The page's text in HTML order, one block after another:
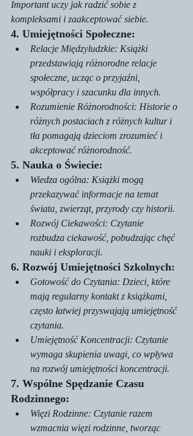
Important uczy jak radzić sobie z
kompleksami i zaakceptować siebie.
4. Umiejętności Społeczne:
Relacje Międzyludzkie: Książki
przedstawiają różnorodne relacje
społeczne, ucząc o przyjaźni,
współpracy i szacunku dla innych.
Rozumienie Różnorodności: Historie o
różnych postaciach z różnych kultur i
tła pomagają dzieciom zrozumieć i
akceptować różnorodność.
5. Nauka o Świecie:
Wiedza ogólna: Książki mogą
przekazywać informacje na temat
świata, zwierząt, przyrody czy historii.
Rozwój Ciekawości: Czytanie
rozbudza ciekawość, pobudzając chęć
nauki i eksploracji.
6. Rozwój Umiejętności Szkolnych:
Gotowość do Czytania: Dzieci, które
mają regularny kontakt z książkami,
często łatwiej przyswajają umiejętność
czytania.
Umiejętność Koncentracji: Czytanie
wymaga skupienia uwagi, co wpływa
na rozwój umiejętności koncentracji.
7. Wspólne Spędzanie Czasu
Rodzinnego:
Więzi Rodzinne: Czytanie razem
wzmacnia więzi rodzinne, tworząc